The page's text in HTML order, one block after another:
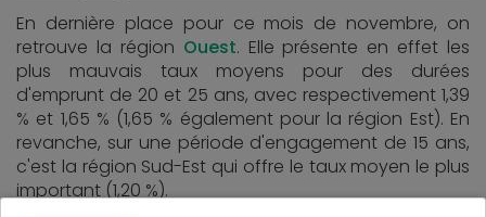
En dernière place pour ce mois de novembre, on
retrouve la région Ouest. Elle présente en effet les
plus mauvais taux moyens pour des durées
d'emprunt de 20 et 25 ans, avec respectivement 1,39
% et 1,65 % (1,65 % également pour la région Est). En
revanche, sur une période d'engagement de 15 ans,
c'est la région Sud-Est qui offre le taux moyen le plus
important (1,20 %).